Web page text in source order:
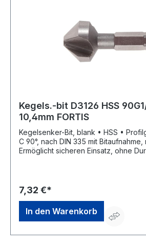
Kegels.-bit D3126 HSS
10,4mm FORTIS
Kegelsenker-Bit, blank • HSS • Profilgeschliffen • Form
C 90°, nach DIN 335 mit Bitaufnahme,
Ermöglicht sicheren Einsatz, ohne
7,32 €*
In den Warenkorb